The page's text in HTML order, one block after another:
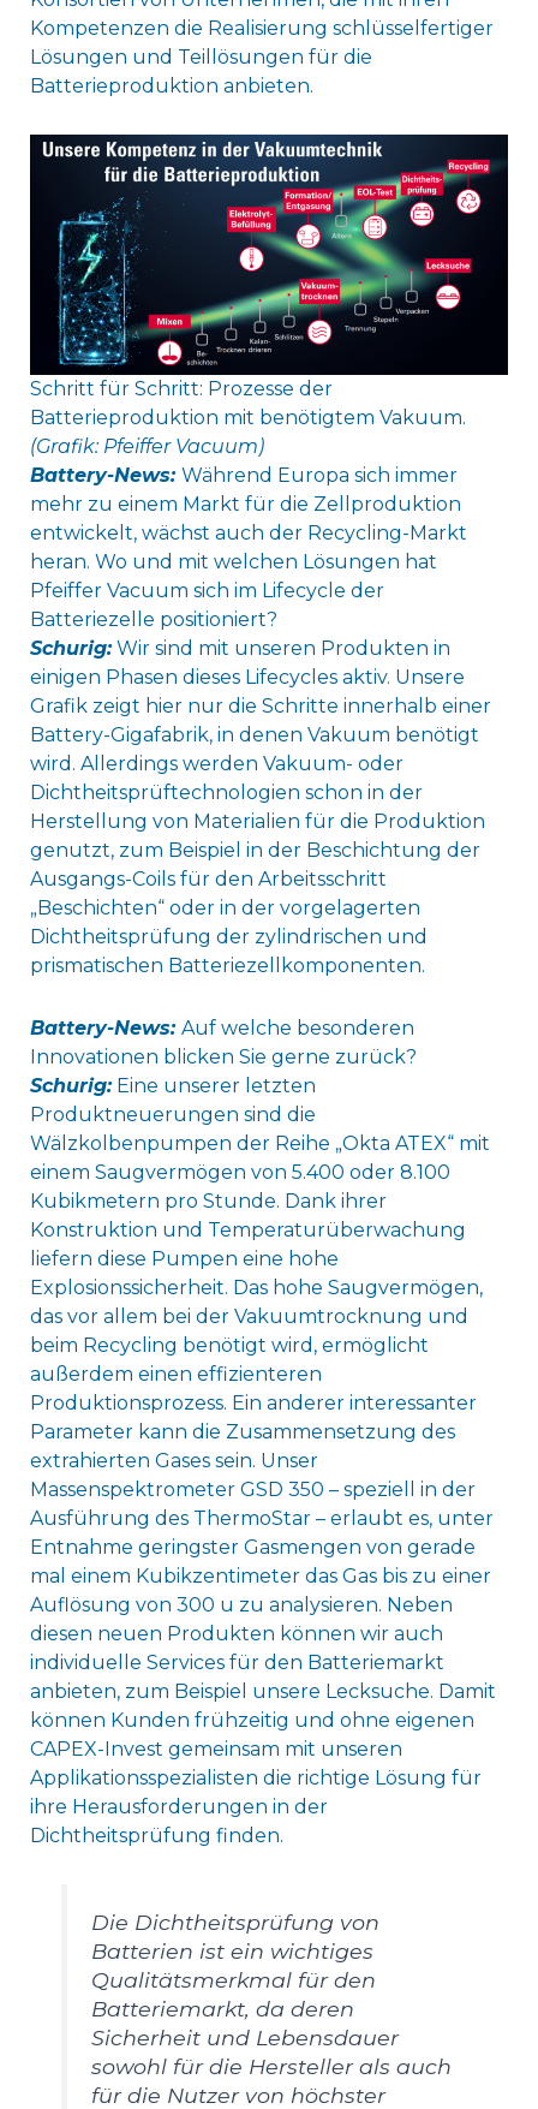
Kompetenzen die Realisierung schlüsselfertiger
Lösungen und Teillösungen für die
Batterieproduktion anbieten.
Schritt für Schritt: Prozesse der
Batterieproduktion mit benötigtem Vakuum.
(Grafik: Pfeiffer Vacuum)
Battery-News: Während Europa sich immer
mehr zu einem Markt für die Zellproduktion
entwickelt, wächst auch der Recycling-Markt
heran. Wo und mit welchen Lösungen hat
Pfeiffer Vacuum sich im Lifecycle der
Batteriezelle positioniert?
Schurig:Wir sind mit unseren Produkten in
einigen Phasen dieses Lifecycles aktiv. Unsere
Grafik zeigt hier nur die Schritte innerhalb einer
Battery-Gigafabrik, in denen Vakuum benötigt
wird. Allerdings werden Vakuum- oder
Dichtheitsprüftechnologien schon in der
Herstellung von Materialien für die Produktion
genutzt, zum Beispiel in der Beschichtung der
Ausgangs-Coils für den Arbeitsschritt
„Beschichten“ oder in der vorgelagerten
Dichtheitsprüfung der zylindrischen und
prismatischen Batteriezellkomponenten.
Battery-News: Auf welche besonderen
Innovationen blicken Sie gerne zurück?
Schurig:Eine unserer letzten
Produktneuerungen sind die
Wälzkolbenpumpen der Reihe „Okta ATEX“ mit
einem Saugvermögen von 5.400 oder 8.100
Kubikmetern pro Stunde. Dank ihrer
Konstruktion und Temperaturüberwachung
liefern diese Pumpen eine hohe
Explosionssicherheit. Das hohe Saugvermögen,
das vor allem bei der Vakuumtrocknung und
beim Recycling benötigt wird, ermöglicht
außerdem einen effizienteren
Produktionsprozess. Ein anderer interessanter
Parameter kann die Zusammensetzung des
extrahierten Gases sein. Unser
Massenspektrometer GSD 350 – speziell in der
Ausführung des ThermoStar – erlaubt es, unter
Entnahme geringster Gasmengen von gerade
mal einem Kubikzentimeter das Gas bis zu einer
Auflösung von 300 u zu analysieren. Neben
diesen neuen Produkten können wir auch
individuelle Services für den Batteriemarkt
anbieten, zum Beispiel unsere Lecksuche. Damit
können Kunden frühzeitig und ohne eigenen
CAPEX-Invest gemeinsam mit unseren
Applikationsspezialisten die richtige Lösung für
ihre Herausforderungen in der
Dichtheitsprüfung finden.
Die Dichtheitsprüfung von
Batterien ist ein wichtiges
Qualitätsmerkmal für den
Batteriemarkt, da deren
Sicherheit und Lebensdauer
sowohl für die Hersteller als auch
für die Nutzer von höchster